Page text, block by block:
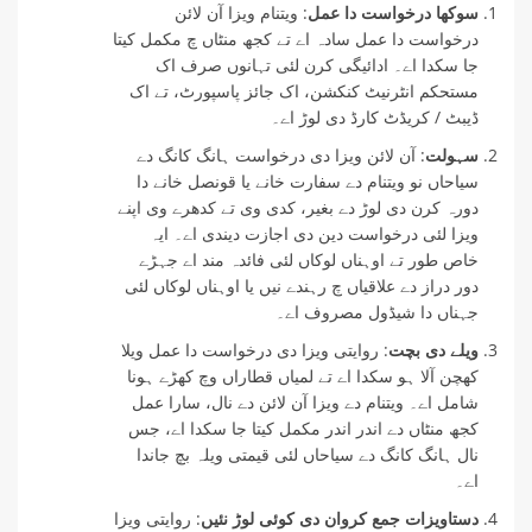
سوکھا درخواست دا عمل: ویتنام ویزا آن لائن
درخواست دا عمل سادہ اے تے کجھ منٹاں چ مکمل کیتا
جا سکدا اے۔ ادائیگی کرن لئی تہانوں صرف اک
مستحکم انٹرنیٹ کنکشن، اک جائز پاسپورٹ، تے اک
ڈیبٹ / کریڈٹ کارڈ دی لوڑ اے۔
سہولت: آن لائن ویزا دی درخواست ہانگ کانگ دے
سیاحاں نو ویتنام دے سفارت خانے یا قونصل خانے دا
دورہ کرن دی لوڑ دے بغیر، کدی وی تے کدھرے وی اپنے
ویزا لئی درخواست دین دی اجازت دیندی اے۔ ایہ
خاص طور تے اوہناں لوکاں لئی فائدہ مند اے جہڑے
دور دراز دے علاقیاں چ رہندے نیں یا اوہناں لوکاں لئی
جہناں دا شیڈول مصروف اے۔
ویلے دی بچت: روایتی ویزا دی درخواست دا عمل ویلا
کھچن آلا ہو سکدا اے تے لمیاں قطاراں وچ کھڑے ہونا
شامل اے۔ ویتنام دے ویزا آن لائن دے نال، سارا عمل
کجھ منٹاں دے اندر اندر مکمل کیتا جا سکدا اے، جس
نال ہانگ کانگ دے سیاحاں لئی قیمتی ویلہ بچ جاندا
اے۔
دستاویزات جمع کروان دی کوئی لوڑ نئیں: روایتی ویزا